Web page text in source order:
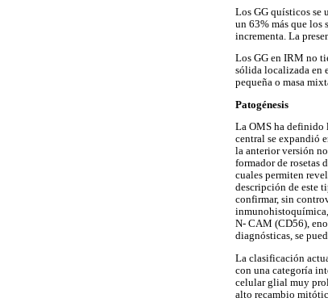
Los GG quísticos se
un 63% más que los
incrementa. La
Los GG en IRM no
sólida localizada en
pequeña o masa
Patogénesis
La OMS ha definido
central se expandió
la anterior versión
formador de rosetas
cuales permiten
descripción de este
confirmar, sin
N- CAM (CD56),
diagnósticas, se
La clasificación
con una categoría
celular glial muy
alto recambio